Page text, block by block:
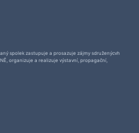
spolek zastupuje a prosazuje zájmy sdruženýcvh
organizuje a realizuje výstavní, propagační,